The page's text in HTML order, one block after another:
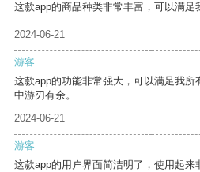
这款app的商品种类非常丰富，可以满足
2024-06-21
游客
这款app的功能非常强大，可以满足我
中游刃有余。
2024-06-21
游客
这款app的用户界面简洁明了，使用起